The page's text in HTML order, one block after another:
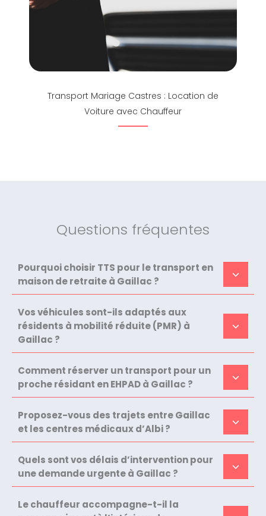
Transport Mariage Castres : Location de
Voiture avec Chauffeur
Questions fréquentes
Pourquoi choisir TTS pour le transport en
maison de retraite à Gaillac ?
Vos véhicules sont-ils adaptés aux
résidents à mobilité réduite (PMR) à
Gaillac ?
Comment réserver un transport pour un
proche résidant en EHPAD à Gaillac ?
Proposez-vous des trajets entre Gaillac
et les centres médicaux d’Albi ?
Quels sont vos délais d’intervention pour
une demande urgente à Gaillac ?
Le chauffeur accompagne-t-il la